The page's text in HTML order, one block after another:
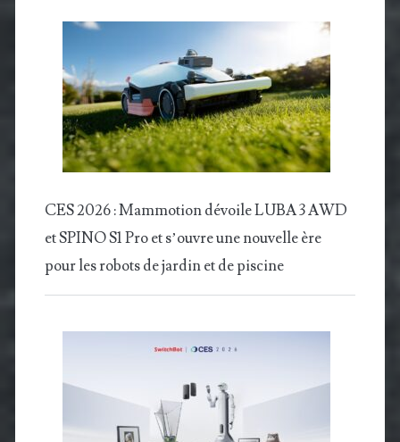
CES 2026 : Mammotion dévoile LUBA 3 AWD
et SPINO S1 Pro et s’ouvre une nouvelle ère
pour les robots de jardin et de piscine